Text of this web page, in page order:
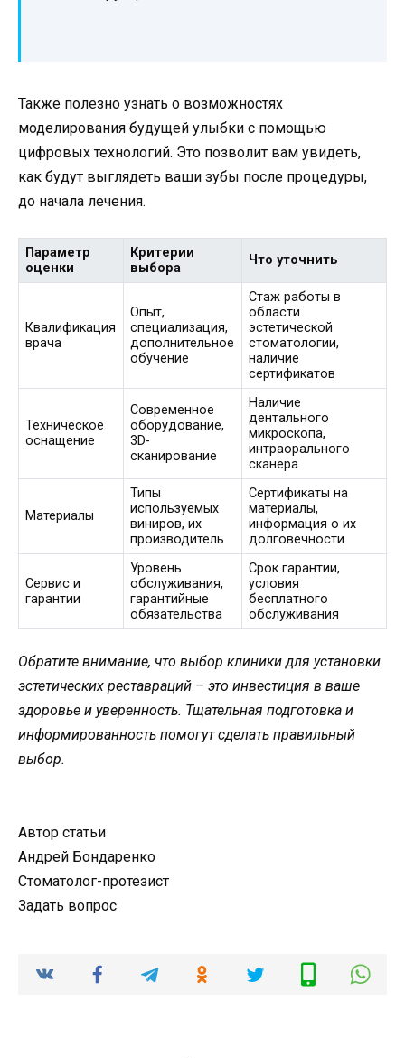
Также полезно узнать о возможностях
моделирования будущей улыбки с помощью
цифровых технологий. Это позволит вам увидеть,
как будут выглядеть ваши зубы после процедуры,
до начала лечения.
Параметр
оценки
Критерии
выбора
Что уточнить
Квалификация
врача
Опыт,
специализация,
дополнительное
обучение
Стаж работы в
области
эстетической
стоматологии,
наличие
сертификатов
Техническое
оснащение
Современное
оборудование,
3D-
сканирование
Наличие
дентального
микроскопа,
интраорального
сканера
Материалы
Типы
используемых
виниров, их
производитель
Сертификаты на
материалы,
информация о их
долговечности
Сервис и
гарантии
Уровень
обслуживания,
гарантийные
обязательства
Срок гарантии,
условия
бесплатного
обслуживания
Обратите внимание, что выбор клиники для установки
эстетических реставраций – это инвестиция в ваше
здоровье и уверенность. Тщательная подготовка и
информированность помогут сделать правильный
выбор.
Автор статьи
Андрей Бондаренко
Стоматолог-протезист
Задать вопрос